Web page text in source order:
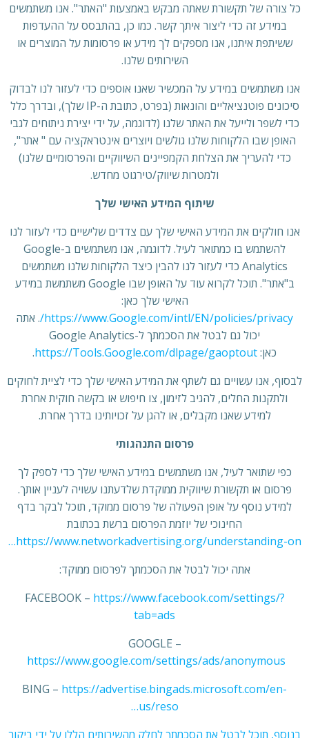
כל צורה של תקשורת שאתה מבקש באמצעות "האתר". אנו משתמשים
במידע זה כדי ליצור איתך קשר. כמו כן, בהתבסס על ההעדפות
ששיתפת איתנו, אנו מספקים לך מידע או פרסומות על המוצרים או
השירותים שלנו.
אנו משתמשים במידע על המכשיר שאנו אוספים כדי לעזור לנו לבדוק
סיכונים פוטנציאליים והונאות (בפרט, כתובת ה-IP שלך), ובדרך כלל
כדי לשפר ולייעל את האתר שלנו (לדוגמה, על ידי יצירת ניתוחים לגבי
האופן שבו הלקוחות שלנו גולשים ויוצרים אינטראקציה עם " אתר",
כדי להעריך את הצלחת הקמפיינים השיווקיים והפרסומיים שלנו)
ולמטרות שיווק/טירגוט מחדש.
שיתוף המידע האישי שלך
אנו חולקים את המידע האישי שלך עם צדדים שלישיים כדי לעזור לנו
להשתמש בו כמתואר לעיל. לדוגמה, אנו משתמשים ב-Google
Analytics כדי לעזור לנו להבין כיצד הלקוחות שלנו משתמשים
ב"אתר". תוכל לקרוא עוד על האופן שבו Google משתמשת במידע
האישי שלך כאן:
https://www.Google.com/intl/EN/policies/privacy/ . אתה
יכול גם לבטל את הסכמתך ל-Google Analytics
כאן:https://Tools.Google.com/dlpage/gaoptout
.
לבסוף, אנו עשויים גם לשתף את המידע האישי שלך כדי לציית לחוקים
ולתקנות החלים, להגיב לזימון, צו חיפוש או בקשה חוקית אחרת
למידע שאנו מקבלים, או להגן על זכויותינו בדרך אחרת.
פרסום התנהגותי
כפי שתואר לעיל, אנו משתמשים במידע האישי שלך כדי לספק לך
פרסום או תקשורת שיווקית ממוקדת שלדעתנו עשויה לעניין אותך.
למידע נוסף על אופן הפעולה של פרסום ממוקד, תוכל לבקר בדף
החינוכי של יוזמת הפרסום ברשת בכתובת
https://www.networkadvertising.org/understanding-on…
אתה יכול לבטל את הסכמתך לפרסום ממוקד:
FACEBOOK – https://www.facebook.com/settings/?
tab=ads
GOOGLE –
https://www.google.com/settings/ads/anonymous
BING – https://advertise.bingads.microsoft.com/en-
us/reso…
בנוסף, תוכל לבטל את הסכמתך לחלק מהשירותים הללו על ידי ביקור